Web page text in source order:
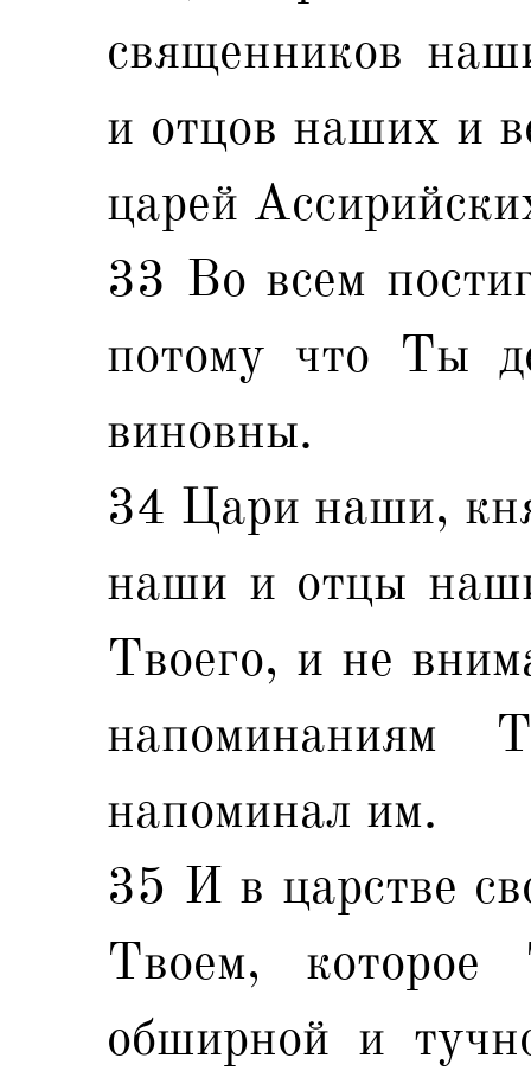
священников
и отцов наших и
царей
33 Во всем
потому что Ты
виновны.
34 Цари наши,
наши и отцы
Твоего, и не
напоминаниям
напоминал им.
35 И в царстве
Твоем,
обширной и